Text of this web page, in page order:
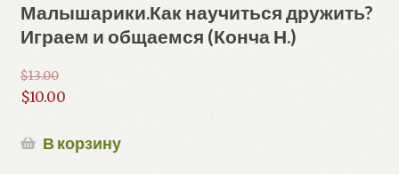
Малышарики.Как научиться дружить?
Играем и общаемся (Конча Н.)
$13.00
Первоначальная
составляла
$10.00
цена:В корзину